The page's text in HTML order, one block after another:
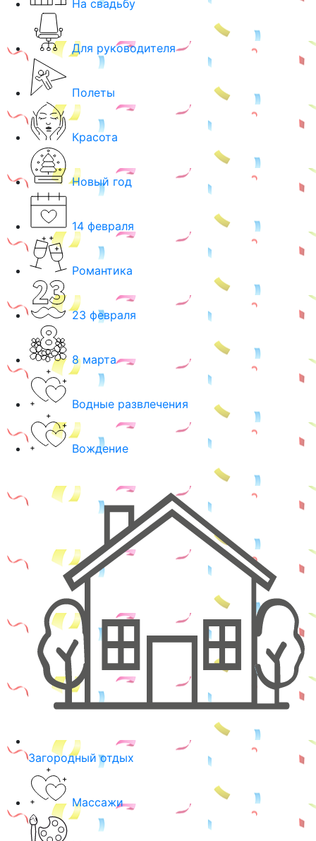
На свадьбу
Для руководителя
Полеты
Красота
Новый год
14 февраля
Романтика
23 февраля
8 марта
Водные развлечения
Вождение
Загородный отдых
Массажи